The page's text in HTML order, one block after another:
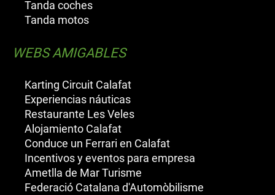
Tanda coches
Tanda motos
WEBS AMIGABLES
Karting Circuit Calafat
Experiencias náuticas
Restaurante Les Veles
Alojamiento Calafat
Conduce un Ferrari en Calafat
Incentivos y eventos para empresa
Ametlla de Mar Turisme
Federació Catalana d'Automòbilisme